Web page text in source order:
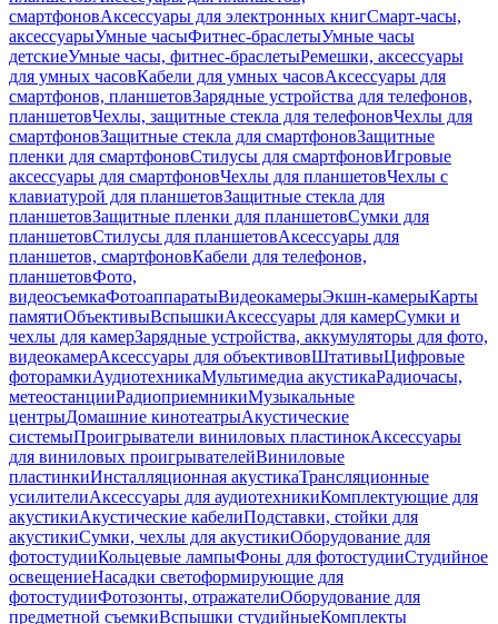
смартфоновАксессуары для электронных книгСмарт-часы,
аксессуарыУмные часыФитнес-браслетыУмные часы
детскиеУмные часы, фитнес-браслетыРемешки, аксессуары
для умных часовКабели для умных часовАксессуары для
смартфонов, планшетовЗарядные устройства для телефонов,
планшетовЧехлы, защитные стекла для телефоновЧехлы для
смартфоновЗащитные стекла для смартфоновЗащитные
пленки для смартфоновСтилусы для смартфоновИгровые
аксессуары для смартфоновЧехлы для планшетовЧехлы с
клавиатурой для планшетовЗащитные стекла для
планшетовЗащитные пленки для планшетовСумки для
планшетовСтилусы для планшетовАксессуары для
планшетов, смартфоновКабели для телефонов,
планшетовФото,
видеосъемкаФотоаппаратыВидеокамерыЭкшн-камерыКарты
памятиОбъективыВспышкиАксессуары для камерСумки и
чехлы для камерЗарядные устройства, аккумуляторы для фото,
видеокамерАксессуары для объективовШтативыЦифровые
фоторамкиАудиотехникаМультимедиа акустикаРадиочасы,
метеостанцииРадиоприемникиМузыкальные
центрыДомашние кинотеатрыАкустические
системыПроигрыватели виниловых пластинокАксессуары
для виниловых проигрывателейВиниловые
пластинкиИнсталляционная акустикаТрансляционные
усилителиАксессуары для аудиотехникиКомплектующие для
акустикиАкустические кабелиПодставки, стойки для
акустикиСумки, чехлы для акустикиОборудование для
фотостудииКольцевые лампыФоны для фотостудииСтудийное
освещениеНасадки светоформирующие для
фотостудииФотозонты, отражателиОборудование для
предметной съемкиВспышки студийныеКомплекты